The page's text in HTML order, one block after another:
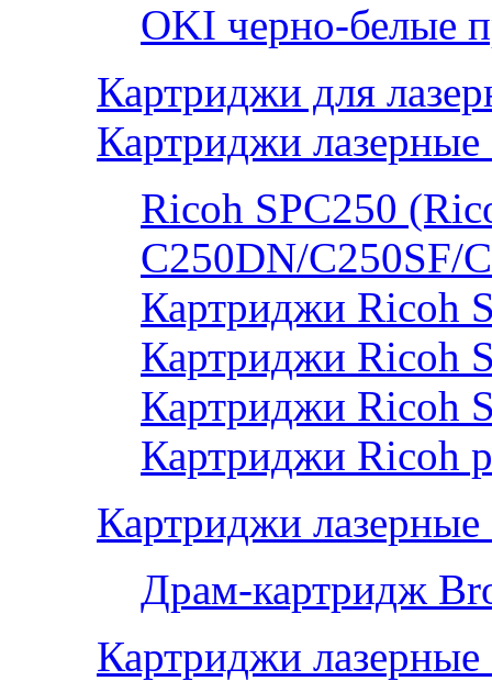
OKI черно-белые
Картриджи для
Картриджи
Ricoh SPC250
C250DN/C250SF/
Картриджи Ricoh
Картриджи Ricoh
Картриджи Ricoh
Картриджи Ricoh
Картриджи
Драм-картридж
Картриджи лазерные